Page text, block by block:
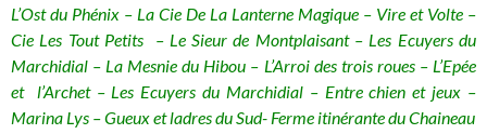
L’Ost du Phénix – La Cie De La Lanterne Magique – Vire et Volte –
Cie Les Tout Petits – Le Sieur de Montplaisant – Les Ecuyers du
Marchidial – La Mesnie du Hibou – L’Arroi des trois roues – L’Epée
et l’Archet – Les Ecuyers du Marchidial – Entre chien et jeux –
Marina Lys – Gueux et ladres du Sud- Ferme itinérante du Chaineau